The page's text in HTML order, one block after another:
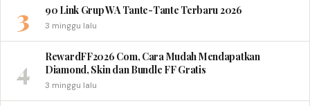
3 90 Link Grup WA Tante-Tante Terbaru 2026
3 minggu lalu
4
RewardFF2026 Com, Cara Mudah Mendapatkan
Diamond, Skin dan Bundle FF Gratis
3 minggu lalu